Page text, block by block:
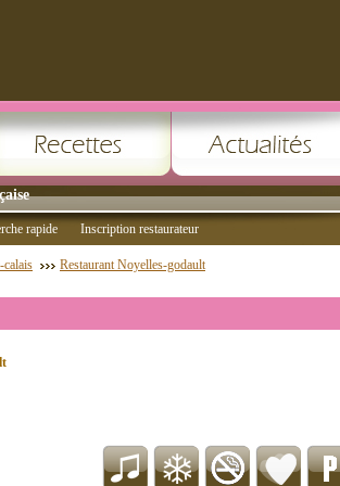
rapide Inscription restaurateur
calais Restaurant Noyelles-godault